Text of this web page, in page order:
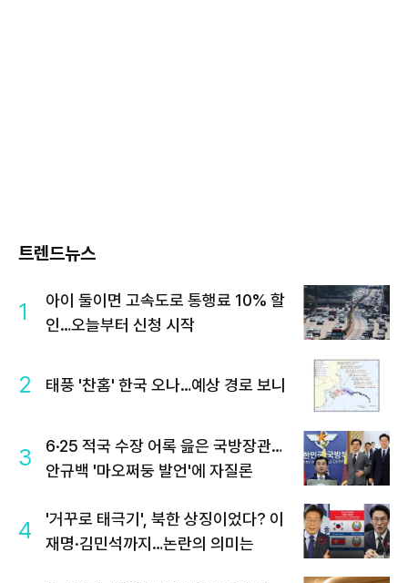
트렌드뉴스
1
아이 둘이면 고속도로 통행료 10% 할
인…오늘부터 신청 시작
2 태풍 '찬홈' 한국 오나…예상 경로 보니
3
6·25 적국 수장 어록 읊은 국방장관…
안규백 '마오쩌둥 발언'에 자질론
4
'거꾸로 태극기', 북한 상징이었다? 이
재명·김민석까지…논란의 의미는